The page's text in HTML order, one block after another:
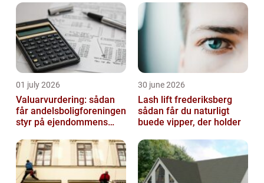
01 july 2026
Valuarvurdering: sådan
får andelsboligforeningen
styr på ejendommens
30 june 2026
Lash lift frederiksberg
sådan får du naturligt
buede vipper, der holder